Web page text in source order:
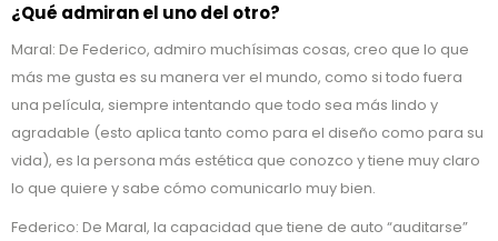
¿Qué admiran el uno del otro?
Maral: De Federico, admiro muchísimas cosas, creo que lo que
más me gusta es su manera ver el mundo, como si todo fuera
una película, siempre intentando que todo sea más lindo y
agradable (esto aplica tanto como para el diseño como para su
vida), es la persona más estética que conozco y tiene muy claro
lo que quiere y sabe cómo comunicarlo muy bien.
Federico: De Maral, la capacidad que tiene de auto “auditarse”